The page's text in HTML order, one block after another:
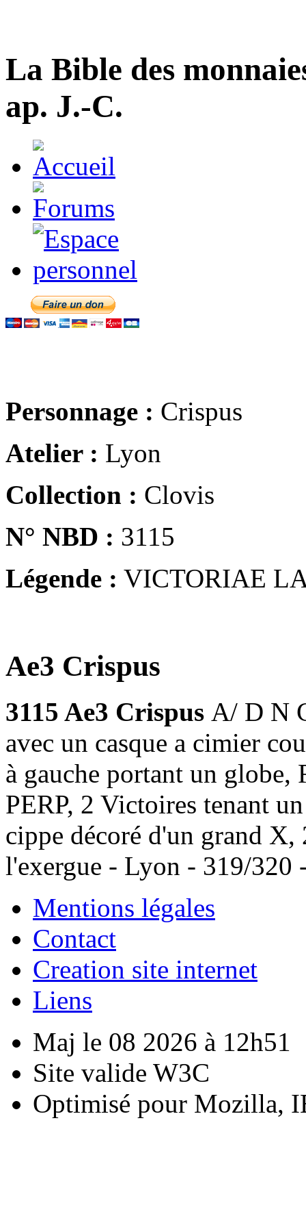
La Bible des
ap. J.-C.
Personnage : Crispus
Atelier : Lyon
Collection : Clovis
N° NBD : 3115
Légende : VICTORIAE
Ae3 Crispus
3115 Ae3 Crispus A/ D N
avec un casque a cimier
à gauche portant un
PERP, 2 Victoires tenant
cippe décoré d'un grand X,
l'exergue - Lyon - 319/320
Mentions légales
Contact
Creation site internet
Liens
Maj le 08 2026 à 12h51
Site valide W3C
Optimisé pour Mozilla,